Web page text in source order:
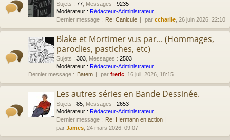
Sujets : 77 Messages : 9235
Modérateur : Rédacteur-Administrateur
Dernier message : Re: Canicule par ccharlie , 26 juin 2026, 22:10
Blake et Mortimer vus par... (Hommages,
parodies, pastiches, etc)
Sujets : 303 Messages : 2503
Modérateur : Rédacteur-Administrateur
Dernier message : Batem par freric , 16 juil. 2026, 18:15
Les autres séries en Bande Dessinée.
Sujets : 85 Messages : 2653
Modérateur : Rédacteur-Administrateur
Dernier message : Re: Hermann en action
par James , 24 mars 2026, 09:07